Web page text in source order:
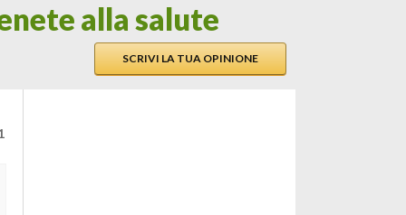
alla salute
SCRIVI LA TUA OPINIONE